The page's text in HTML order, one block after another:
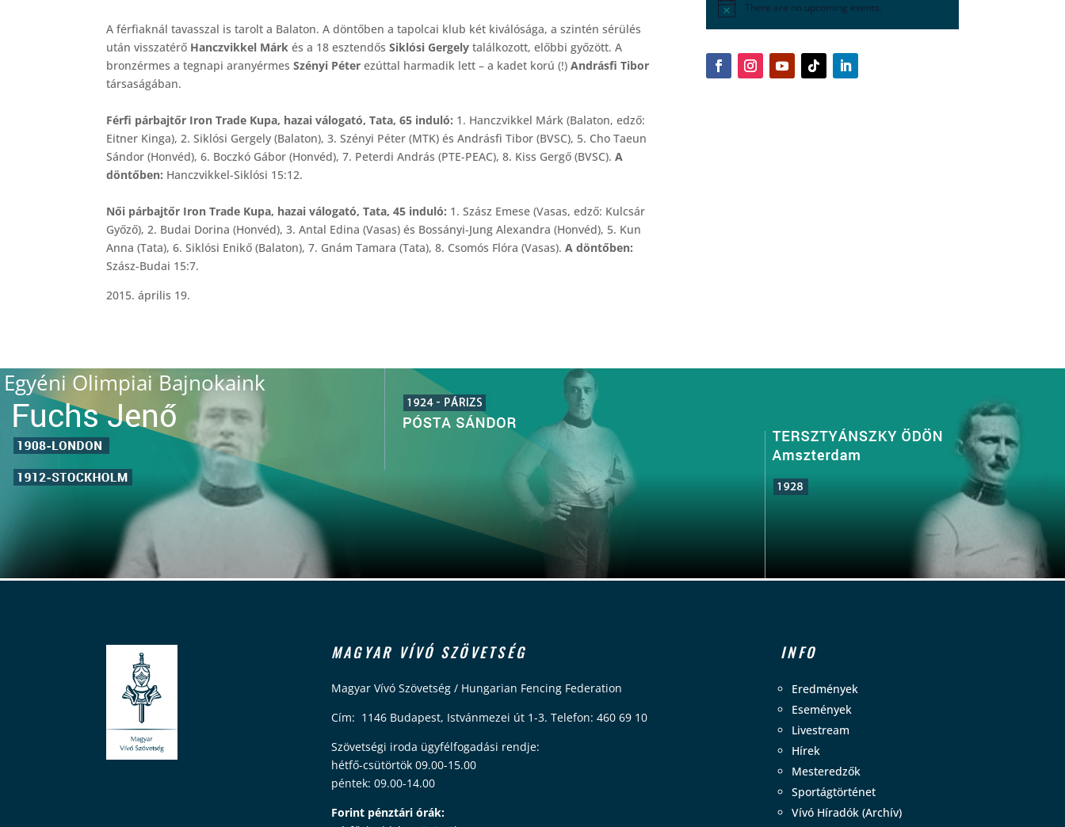
A férfiaknál tavasszal is tarolt a Balaton. A döntőben a tapolcai klub két kiválósága, a szintén sérülés
után visszatérő Hanczvikkel Márk és a 18 esztendősSiklósi Gergely találkozott, előbbi győzött. A
bronzérmes a tegnapi aranyérmesSzényi Péter ezúttal harmadik lett – a kadet korú (!)Andrásfi Tibor
társaságában.
Férfi párbajtőr Iron Trade Kupa, hazai válogató, Tata, 65 induló: 1. Hanczvikkel Márk (Balaton, edző:
Eitner Kinga), 2. Siklósi Gergely (Balaton), 3. Szényi Péter (MTK) és Andrásfi Tibor (BVSC), 5. Cho Taeun
Sándor (Honvéd), 6. Boczkó Gábor (Honvéd), 7. Peterdi András (PTE-PEAC), 8. Kiss Gergő (BVSC).A
döntőben: Hanczvikkel-Siklósi 15:12.
Női párbajtőr Iron Trade Kupa, hazai válogató, Tata, 45 induló: 1. Szász Emese (Vasas, edző: Kulcsár
Győző), 2. Budai Dorina (Honvéd), 3. Antal Edina (Vasas) és Bossányi-Jung Alexandra (Honvéd), 5. Kun
Anna (Tata), 6. Siklósi Enikő (Balaton), 7. Gnám Tamara (Tata), 8. Csomós Flóra (Vasas).A döntőben:
Szász-Budai 15:7.
2015. április 19.
There are no upcoming events.
Egyéni Olimpiai Bajnokaink
MAGYAR VÍVÓ SZÖVETSÉG
Magyar Vívó Szövetség / Hungarian Fencing Federation
Cím: 1146 Budapest, Istvánmezei út 1-3. Telefon: 460 69 10
Szövetségi iroda ügyfélfogadási rendje:
hétfő-csütörtök 09.00-15.00
péntek: 09.00-14.00
Forint pénztári órák:
INFO
Eredmények
Események
Livestream
Hírek
Mesteredzők
Sportágtörténet
Vívó Híradók (Archív)